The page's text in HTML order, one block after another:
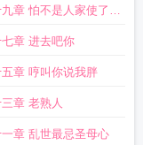
词600字最著名的导游是
名导游的名字祖国又惊艳
章 怕不是人家使了美
章 进去吧你
章 哼叫你说我胖
章 老熟人
章 乱世最忌圣母心